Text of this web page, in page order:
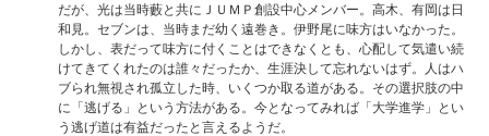
だが、光は当時藪と共にＪＵＭＰ創設中心メンバー。高木、有岡は日
和見。セブンは、当時まだ幼く遠巻き。伊野尾に味方はいなかった。
しかし、表だって味方に付くことはできなくとも、心配して気遣い続
けてきてくれたのは誰々だったか、生涯決して忘れないはず。人はハ
ブられ無視され孤立した時、いくつか取る道がある。その選択肢の中
に「逃げる」という方法がある。今となってみれば「大学進学」とい
う逃げ道は有益だったと言えるようだ。